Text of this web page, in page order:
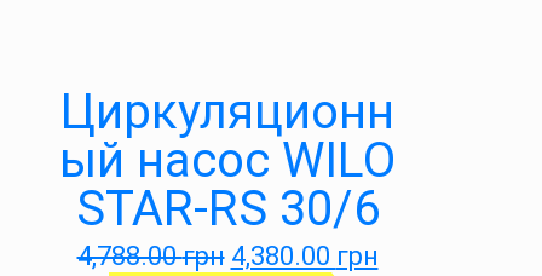
Циркуляционн
ый насос WILO
STAR-RS 30/6
4,788.00грн 4,380.00 грн